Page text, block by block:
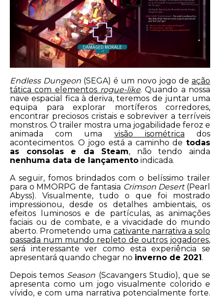
Endless Dungeon (SEGA) é um novo jogo de ação
tática com elementos rogue-like. Quando a nossa
nave espacial fica à deriva, teremos de juntar uma
equipa para explorar mortíferos corredores,
encontrar preciosos cristais e sobreviver a terríveis
monstros. O trailer mostra uma jogabilidade feroz e
animada com uma visão isométrica dos
acontecimentos. O jogo está a caminho de todas
as consolas e da Steam, não tendo ainda
nenhuma data de lançamento indicada.
A seguir, fomos brindados com o belíssimo trailer
para o MMORPG de fantasia Crimson Desert(Pearl
Abyss). Visualmente, tudo o que foi mostrado
impressionou, desde os detalhes ambientais, os
efeitos luminosos e de partículas, as animações
faciais ou de combate, e a vivacidade do mundo
aberto. Prometendo uma cativante narrativa a solo
passada num mundo repleto de outros jogadores,
será interessante ver como esta experiência se
apresentará quando chegar no inverno de 2021.
Depois temos Season (Scavangers Studio), que se
apresenta como um jogo visualmente colorido e
vívido, e com uma narrativa potencialmente forte.